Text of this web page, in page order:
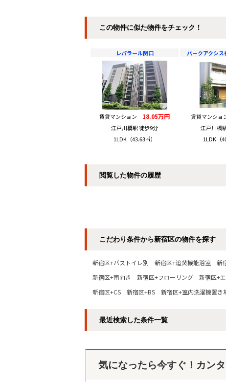
この物件に似た物件をチェック！
レパラール関口
賃貸マンション 18.05万円
江戸川橋駅 徒歩9分
1LDK（43.63㎡）
パークアクシ
賃貸マンショ
江戸川橋
1LDK（
閲覧した物件の履歴
こだわり条件から新宿区の物件を探す
新宿区+バストイレ別 新宿区+追焚機能浴室 新
新宿区+南向き
新宿区+フローリング 新宿区+
新宿区+CS
新宿区+BS 新宿区+室内洗濯機置き
最近検索した条件一覧
気になったら今すぐ！カン